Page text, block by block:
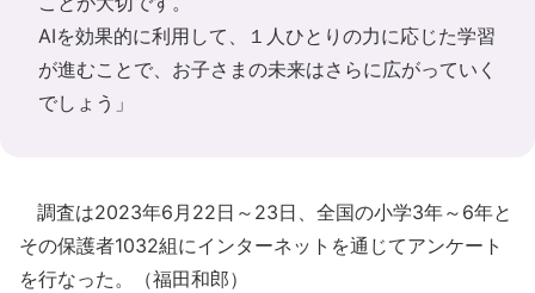
AIを効果的に利用して、１人ひとりの力に応じた学習
が進むことで、お子さまの未来はさらに広がっていく
でしょう」
調査は2023年6月22日～23日、全国の小学3年～6年と
その保護者1032組にインターネットを通じてアンケート
を行なった。（福田和郎）